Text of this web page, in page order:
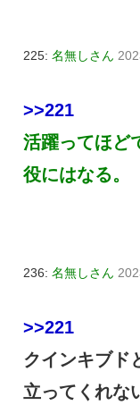
225: 名無しさん
>>221
活躍ってほど
役にはなる。
236: 名無しさん
>>221
クインキブド
立ってくれな